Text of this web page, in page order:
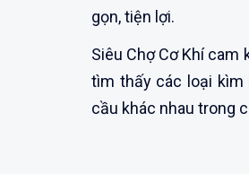
gọn, tiện lợi.
Siêu Chợ Cơ Khí
tìm thấy các loại kìm
cầu khác nhau trong